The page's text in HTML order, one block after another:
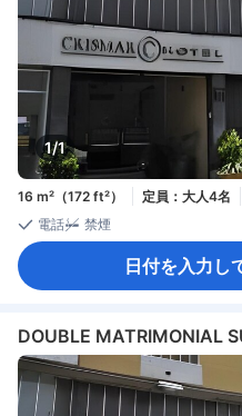
1/1
16 m²（172 ft²） 定員：大人4名
電話
禁煙
日付を入力し
DOUBLE MATRIMONIAL